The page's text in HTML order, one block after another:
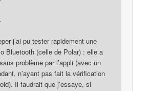
j’ai pu tester rapidement une
Bluetooth (celle de Polar) : elle a
problème par l’appli (avec un
n’ayant pas fait la vérification
Il faudrait que j’essaye, si